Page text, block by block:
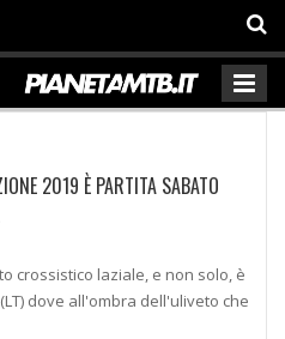
2019 È PARTITA SABATO
crossistico laziale, e non solo, è
dove all'ombra dell'uliveto che